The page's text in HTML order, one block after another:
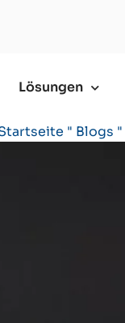
Lösungen
" Blogs "